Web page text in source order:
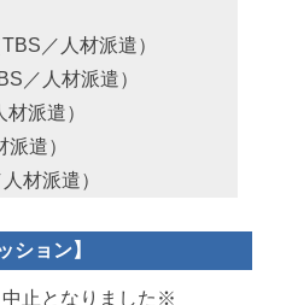
／人材派遣）
／人材派遣）
派遣）
遣）
材派遣）
ション】
止となりました※